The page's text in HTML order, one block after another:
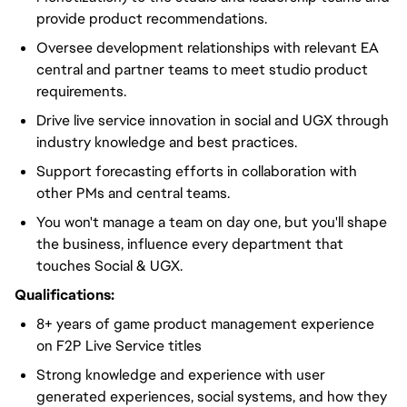
provide product recommendations.
Oversee development relationships with relevant EA
central and partner teams to meet studio product
requirements.
Drive live service innovation in social and UGX through
industry knowledge and best practices.
Support forecasting efforts in collaboration with
other PMs and central teams.
You won't manage a team on day one, but you'll shape
the business, influence every department that
touches Social & UGX.
Qualifications:
8+ years of game product management experience
on F2P Live Service titles
Strong knowledge and experience with user
generated experiences, social systems, and how they